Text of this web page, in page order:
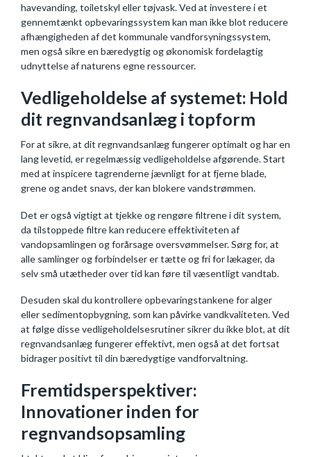
havevanding, toiletskyl eller tøjvask. Ved at investere i et
gennemtænkt opbevaringssystem kan man ikke blot reducere
afhængigheden af det kommunale vandforsyningssystem,
men også sikre en bæredygtig og økonomisk fordelagtig
udnyttelse af naturens egne ressourcer.
Vedligeholdelse af systemet: Hold
dit regnvandsanlæg i topform
For at sikre, at dit regnvandsanlæg fungerer optimalt og har en
lang levetid, er regelmæssig vedligeholdelse afgørende. Start
med at inspicere tagrenderne jævnligt for at fjerne blade,
grene og andet snavs, der kan blokere vandstrømmen.
Det er også vigtigt at tjekke og rengøre filtrene i dit system,
da tilstoppede filtre kan reducere effektiviteten af
vandopsamlingen og forårsage oversvømmelser. Sørg for, at
alle samlinger og forbindelser er tætte og fri for lækager, da
selv små utætheder over tid kan føre til væsentligt vandtab.
Desuden skal du kontrollere opbevaringstankene for alger
eller sedimentopbygning, som kan påvirke vandkvaliteten. Ved
at følge disse vedligeholdelsesrutiner sikrer du ikke blot, at dit
regnvandsanlæg fungerer effektivt, men også at det fortsat
bidrager positivt til din bæredygtige vandforvaltning.
Fremtidsperspektiver:
Innovationer inden for
regnvandsopsamling